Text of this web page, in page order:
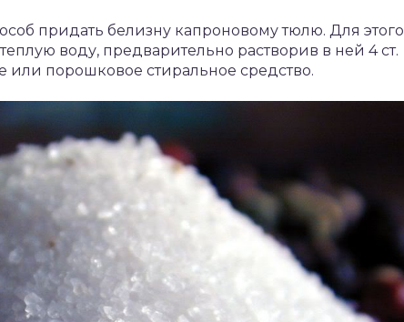
придать белизну капроновому тюлю. Для этого
воду, предварительно растворив в ней 4 ст.
порошковое стиральное средство.